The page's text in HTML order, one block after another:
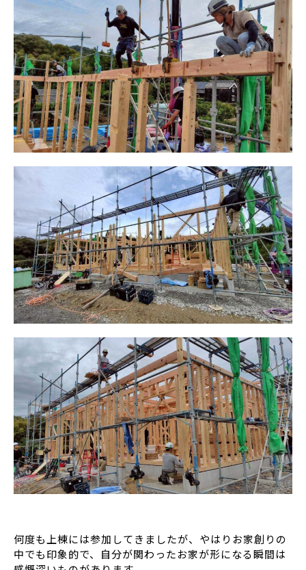
何度も上棟には参加してきましたが、やはりお家創りの
中でも印象的で、自分が関わったお家が形になる瞬間は